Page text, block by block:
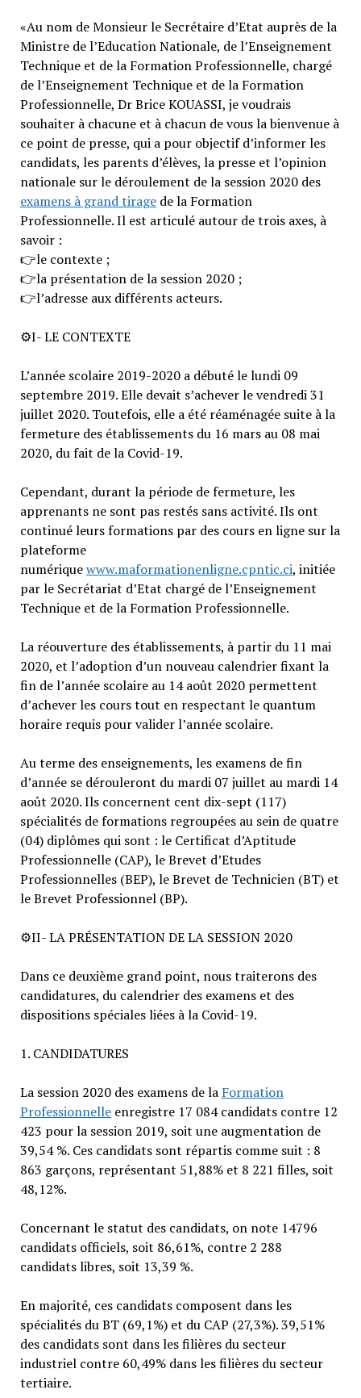
«Au nom de Monsieur le Secrétaire d’Etat auprès de la
Ministre de l’Education Nationale, de l’Enseignement
Technique et de la Formation Professionnelle, chargé
de l’Enseignement Technique et de la Formation
Professionnelle, Dr Brice KOUASSI, je voudrais
souhaiter à chacune et à chacun de vous la bienvenue à
ce point de presse, qui a pour objectif d’informer les
candidats, les parents d’élèves, la presse et l’opinion
nationale sur le déroulement de la session 2020 des
examens à grand tiragede la Formation
Professionnelle. Il est articulé autour de trois axes, à
savoir :
👉le contexte ;
👉la présentation de la session 2020 ;
👉l’adresse aux différents acteurs.
⚙️I- LE CONTEXTE
L’année scolaire 2019-2020 a débuté le lundi 09
septembre 2019. Elle devait s’achever le vendredi 31
juillet 2020. Toutefois, elle a été réaménagée suite à la
fermeture des établissements du 16 mars au 08 mai
2020, du fait de la Covid-19.
Cependant, durant la période de fermeture, les
apprenants ne sont pas restés sans activité. Ils ont
continué leurs formations par des cours en ligne sur la
plateforme
numériquewww.maformationenligne.cpntic.ci, initiée
par le Secrétariat d’Etat chargé de l’Enseignement
Technique et de la Formation Professionnelle.
La réouverture des établissements, à partir du 11 mai
2020, et l’adoption d’un nouveau calendrier fixant la
fin de l’année scolaire au 14 août 2020 permettent
d’achever les cours tout en respectant le quantum
horaire requis pour valider l’année scolaire.
Au terme des enseignements, les examens de fin
d’année se dérouleront du mardi 07 juillet au mardi 14
août 2020. Ils concernent cent dix-sept (117)
spécialités de formations regroupées au sein de quatre
(04) diplômes qui sont : le Certificat d’Aptitude
Professionnelle (CAP), le Brevet d’Etudes
Professionnelles (BEP), le Brevet de Technicien (BT) et
le Brevet Professionnel (BP).
⚙️II- LA PRÉSENTATION DE LA SESSION 2020
Dans ce deuxième grand point, nous traiterons des
candidatures, du calendrier des examens et des
dispositions spéciales liées à la Covid-19.
1. CANDIDATURES
La session 2020 des examens de la Formation
Professionnelleenregistre 17 084 candidats contre 12
423 pour la session 2019, soit une augmentation de
39,54 %. Ces candidats sont répartis comme suit : 8
863 garçons, représentant 51,88% et 8 221 filles, soit
48,12%.
Concernant le statut des candidats, on note 14796
candidats officiels, soit 86,61%, contre 2 288
candidats libres, soit 13,39 %.
En majorité, ces candidats composent dans les
spécialités du BT (69,1%) et du CAP (27,3%). 39,51%
des candidats sont dans les filières du secteur
industriel contre 60,49% dans les filières du secteur
tertiaire.